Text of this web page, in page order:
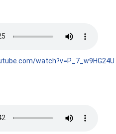
watch?v=P_7_w9HG24U